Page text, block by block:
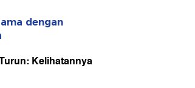
dengan
Kelihatannya